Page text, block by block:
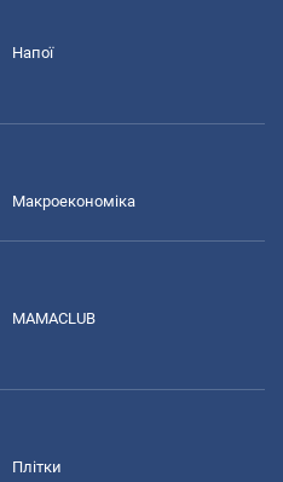
Напої
Макроекономіка
MAMACLUB
Плітки